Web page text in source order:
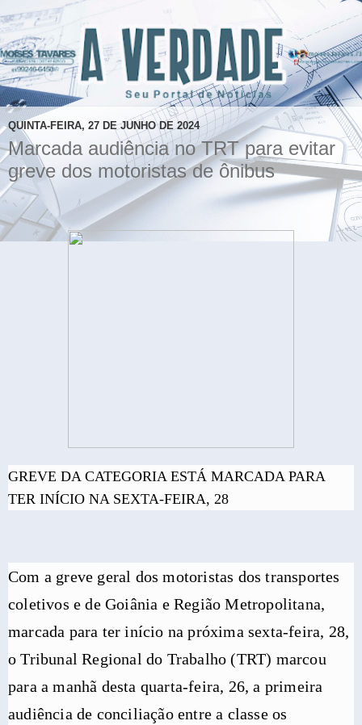
QUINTA-FEIRA, 27 DE JUNHO DE 2024
Marcada audiência no TRT para evitar
greve dos motoristas de ônibus
GREVE DA CATEGORIA ESTÁ MARCADA PARA
TER INÍCIO NA SEXTA-FEIRA, 28
Com a greve geral dos motoristas dos transportes
coletivos e de Goiânia e Região Metropolitana,
marcada para ter início na próxima sexta-feira, 28,
o Tribunal Regional do Trabalho (TRT) marcou
para a manhã desta quarta-feira, 26, a primeira
audiência de conciliação entre a classe os